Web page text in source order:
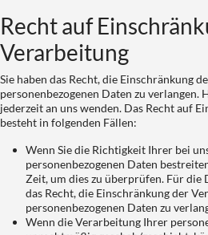
Recht auf
Verarbeitung
Sie haben das Recht, die Einschränkung
personenbezogenen Daten zu verlangen.
jederzeit an uns wenden. Das Recht auf
besteht in folgenden Fällen:
Wenn Sie die Richtigkeit Ihrer bei
personenbezogenen Daten
Zeit, um dies zu überprüfen. Für die
das Recht, die Einschränkung der
personenbezogenen Daten zu
Wenn die Verarbeitung Ihrer